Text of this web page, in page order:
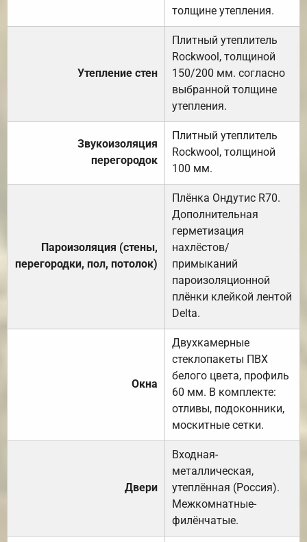
толщине утепления.
Утепление стен
Плитный утеплитель
Rockwool, толщиной
150/200 мм. согласно
выбранной толщине
утепления.
Звукоизоляция
перегородок
Плитный утеплитель
Rockwool, толщиной
100 мм.
Пароизоляция (стены,
перегородки, пол, потолок)
Плёнка Ондутис R70.
Дополнительная
герметизация
нахлёстов/
примыканий
пароизоляционной
плёнки клейкой лентой
Delta.
Окна
Двухкамерные
стеклопакеты ПВХ
белого цвета, профиль
60 мм. В комплекте:
отливы, подоконники,
москитные сетки.
Двери
Входная-
металлическая,
утеплённая (Россия).
Межкомнатные-
филёнчатые.